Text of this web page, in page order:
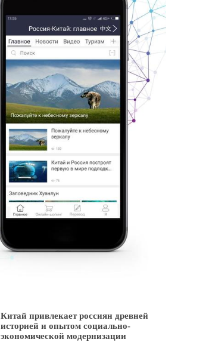
Китай привлекает россиян древней
историей и опытом социально-
экономической модернизации